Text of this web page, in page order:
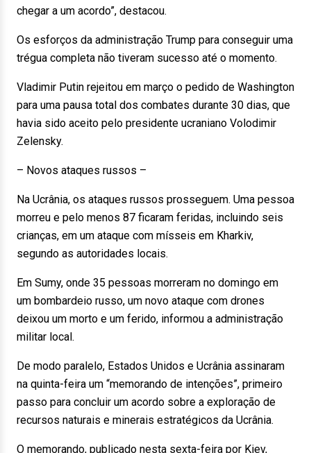
chegar a um acordo”, destacou.
Os esforços da administração Trump para conseguir uma
trégua completa não tiveram sucesso até o momento.
Vladimir Putin rejeitou em março o pedido de Washington
para uma pausa total dos combates durante 30 dias, que
havia sido aceito pelo presidente ucraniano Volodimir
Zelensky.
– Novos ataques russos –
Na Ucrânia, os ataques russos prosseguem. Uma pessoa
morreu e pelo menos 87 ficaram feridas, incluindo seis
crianças, em um ataque com mísseis em Kharkiv,
segundo as autoridades locais.
Em Sumy, onde 35 pessoas morreram no domingo em
um bombardeio russo, um novo ataque com drones
deixou um morto e um ferido, informou a administração
militar local.
De modo paralelo, Estados Unidos e Ucrânia assinaram
na quinta-feira um “memorando de intenções”, primeiro
passo para concluir um acordo sobre a exploração de
recursos naturais e minerais estratégicos da Ucrânia.
O memorando, publicado nesta sexta-feira por Kiev,